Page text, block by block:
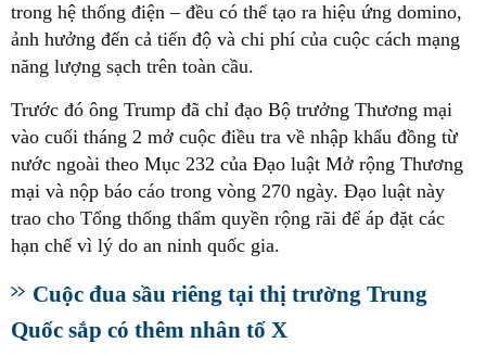
trong hệ thống điện – đều có thể tạo ra hiệu ứng domino,
ảnh hưởng đến cả tiến độ và chi phí của cuộc cách mạng
năng lượng sạch trên toàn cầu.
Trước đó ông Trump đã chỉ đạo Bộ trưởng Thương mại
vào cuối tháng 2 mở cuộc điều tra về nhập khẩu đồng từ
nước ngoài theo Mục 232 của Đạo luật Mở rộng Thương
mại và nộp báo cáo trong vòng 270 ngày. Đạo luật này
trao cho Tổng thống thẩm quyền rộng rãi để áp đặt các
hạn chế vì lý do an ninh quốc gia.
Cuộc đua sầu riêng tại thị trường Trung
Quốc sắp có thêm nhân tố X